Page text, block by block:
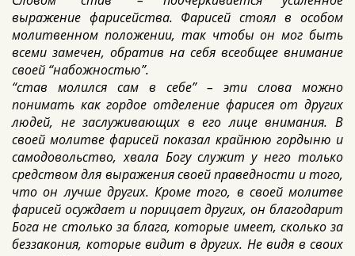
выражение фарисейства. Фарисей стоял в особом
молитвенном положении, так чтобы он мог быть
всеми замечен, обратив на себя всеобщее внимание
своей “набожностью”.
“став молился сам в себе” – эти слова можно
понимать как гордое отделение фарисея от других
людей, не заслуживающих в его лице внимания. В
своей молитве фарисей показал крайнюю гордыню и
самодовольство, хвала Богу служит у него только
средством для выражения своей праведности и того,
что он лучше других. Кроме того, в своей молитве
фарисей осуждает и порицает других, он благодарит
Бога не столько за блага, которые имеет, сколько за
беззакония, которые видит в других. Не видя в своих